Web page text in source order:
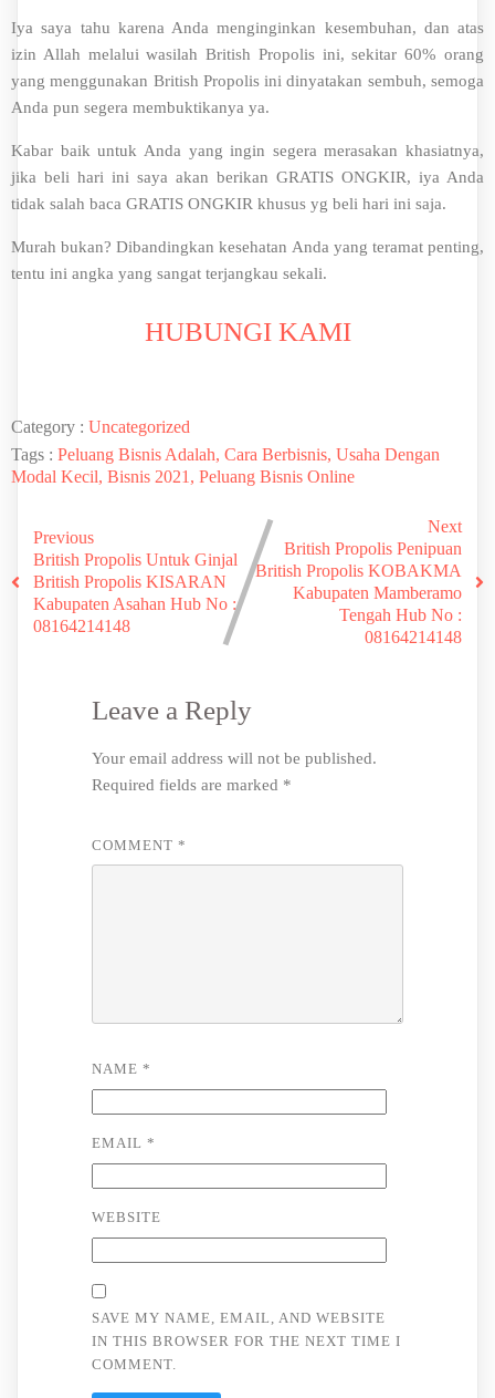
Iya saya tahu karena Anda menginginkan kesembuhan, dan atas
izin Allah melalui wasilah British Propolis ini, sekitar 60% orang
yang menggunakan British Propolis ini dinyatakan sembuh, semoga
Anda pun segera membuktikanya ya.
Kabar baik untuk Anda yang ingin segera merasakan khasiatnya,
jika beli hari ini saya akan berikan GRATIS ONGKIR, iya Anda
tidak salah baca GRATIS ONGKIR khusus yg beli hari ini saja.
Murah bukan? Dibandingkan kesehatan Anda yang teramat penting,
tentu ini angka yang sangat terjangkau sekali.
HUBUNGI KAMI
Category : Uncategorized
Tags : Peluang Bisnis Adalah, Cara Berbisnis, Usaha Dengan
Modal Kecil, Bisnis 2021, Peluang Bisnis Online
Previous
British Propolis Untuk Ginjal
British Propolis KISARAN
Kabupaten Asahan Hub No :
08164214148
Next
British Propolis Penipuan
British Propolis KOBAKMA
Kabupaten Mamberamo
Tengah Hub No :
08164214148
Leave a Reply
Your email address will not be published.
Required fields are marked *
COMMENT *
NAME *
EMAIL *
WEBSITE
SAVE MY NAME, EMAIL, AND WEBSITE
IN THIS BROWSER FOR THE NEXT TIME I
COMMENT.